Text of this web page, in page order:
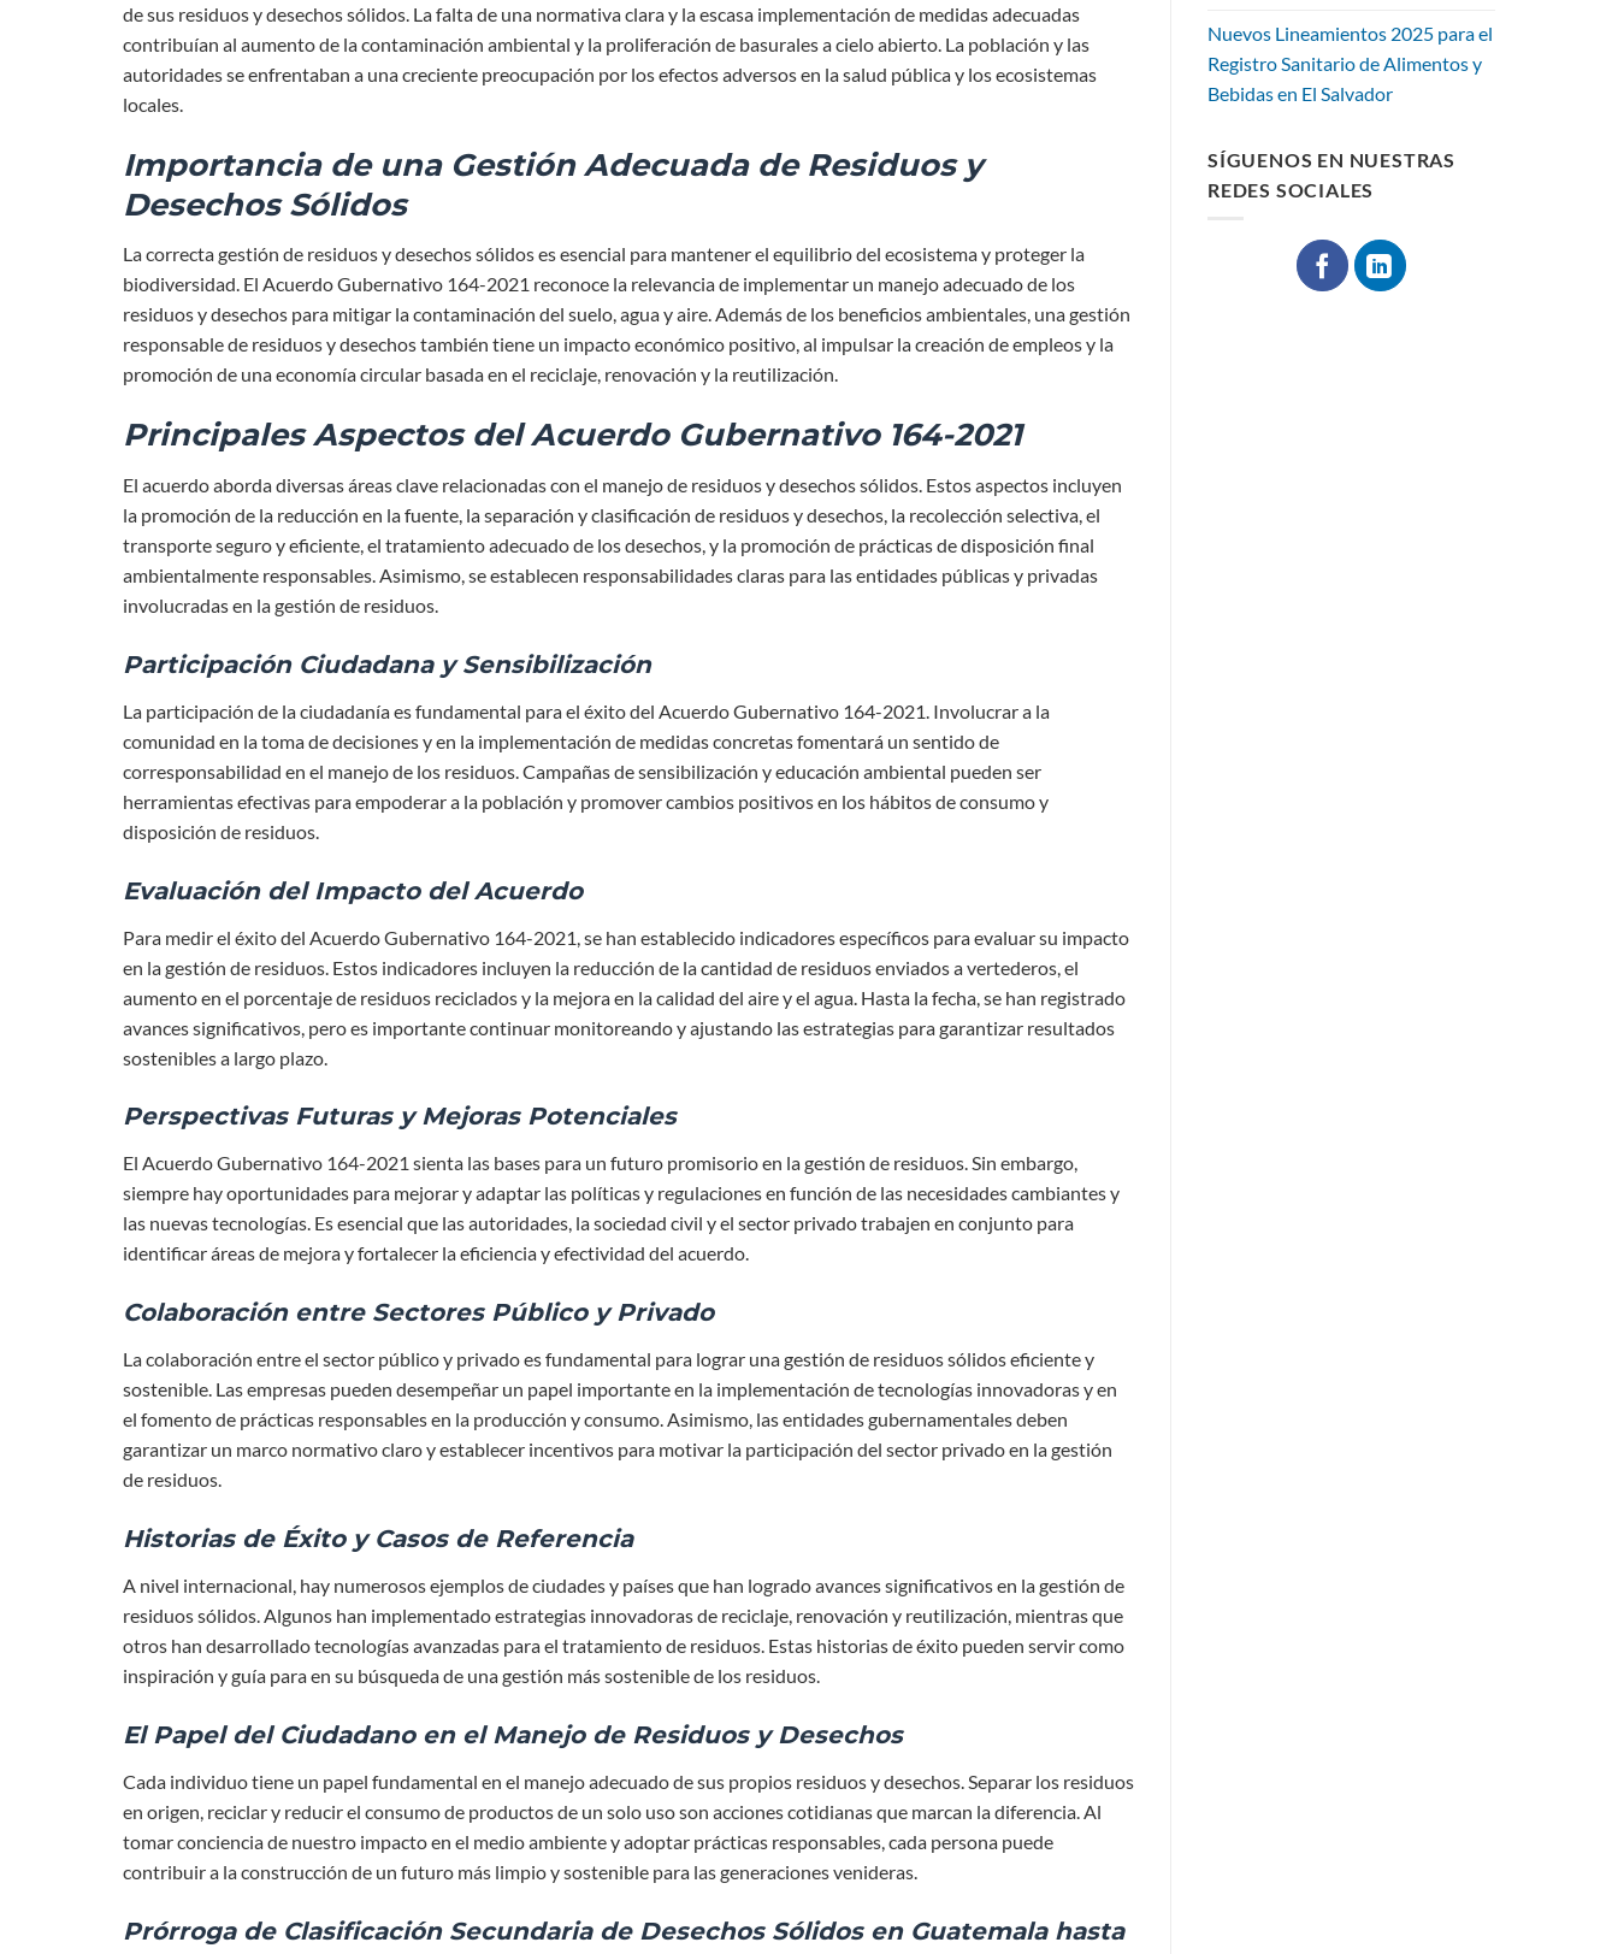
de sus residuos y desechos sólidos. La falta de una normativa clara y la escasa implementación de medidas adecuadas
contribuían al aumento de la contaminación ambiental y la proliferación de basurales a cielo abierto. La población y las
autoridades se enfrentaban a una creciente preocupación por los efectos adversos en la salud pública y los ecosistemas
locales.
Importancia de una Gestión Adecuada de Residuos y
Desechos Sólidos
La correcta gestión de residuos y desechos sólidos es esencial para mantener el equilibrio del ecosistema y proteger la
biodiversidad. El Acuerdo Gubernativo 164-2021 reconoce la relevancia de implementar un manejo adecuado de los
residuos y desechos para mitigar la contaminación del suelo, agua y aire. Además de los beneficios ambientales, una gestión
responsable de residuos y desechos también tiene un impacto económico positivo, al impulsar la creación de empleos y la
promoción de una economía circular basada en el reciclaje, renovación y la reutilización.
Principales Aspectos del Acuerdo Gubernativo 164-2021
El acuerdo aborda diversas áreas clave relacionadas con el manejo de residuos y desechos sólidos. Estos aspectos incluyen
la promoción de la reducción en la fuente, la separación y clasificación de residuos y desechos, la recolección selectiva, el
transporte seguro y eficiente, el tratamiento adecuado de los desechos, y la promoción de prácticas de disposición final
ambientalmente responsables. Asimismo, se establecen responsabilidades claras para las entidades públicas y privadas
involucradas en la gestión de residuos.
Participación Ciudadana y Sensibilización
La participación de la ciudadanía es fundamental para el éxito del Acuerdo Gubernativo 164-2021. Involucrar a la
comunidad en la toma de decisiones y en la implementación de medidas concretas fomentará un sentido de
corresponsabilidad en el manejo de los residuos. Campañas de sensibilización y educación ambiental pueden ser
herramientas efectivas para empoderar a la población y promover cambios positivos en los hábitos de consumo y
disposición de residuos.
Evaluación del Impacto del Acuerdo
Para medir el éxito del Acuerdo Gubernativo 164-2021, se han establecido indicadores específicos para evaluar su impacto
en la gestión de residuos. Estos indicadores incluyen la reducción de la cantidad de residuos enviados a vertederos, el
aumento en el porcentaje de residuos reciclados y la mejora en la calidad del aire y el agua. Hasta la fecha, se han registrado
avances significativos, pero es importante continuar monitoreando y ajustando las estrategias para garantizar resultados
sostenibles a largo plazo.
Perspectivas Futuras y Mejoras Potenciales
El Acuerdo Gubernativo 164-2021 sienta las bases para un futuro promisorio en la gestión de residuos. Sin embargo,
siempre hay oportunidades para mejorar y adaptar las políticas y regulaciones en función de las necesidades cambiantes y
las nuevas tecnologías. Es esencial que las autoridades, la sociedad civil y el sector privado trabajen en conjunto para
identificar áreas de mejora y fortalecer la eficiencia y efectividad del acuerdo.
Colaboración entre Sectores Público y Privado
La colaboración entre el sector público y privado es fundamental para lograr una gestión de residuos sólidos eficiente y
sostenible. Las empresas pueden desempeñar un papel importante en la implementación de tecnologías innovadoras y en
el fomento de prácticas responsables en la producción y consumo. Asimismo, las entidades gubernamentales deben
garantizar un marco normativo claro y establecer incentivos para motivar la participación del sector privado en la gestión
de residuos.
Historias de Éxito y Casos de Referencia
A nivel internacional, hay numerosos ejemplos de ciudades y países que han logrado avances significativos en la gestión de
residuos sólidos. Algunos han implementado estrategias innovadoras de reciclaje, renovación y reutilización, mientras que
otros han desarrollado tecnologías avanzadas para el tratamiento de residuos. Estas historias de éxito pueden servir como
inspiración y guía para en su búsqueda de una gestión más sostenible de los residuos.
El Papel del Ciudadano en el Manejo de Residuos y Desechos
Cada individuo tiene un papel fundamental en el manejo adecuado de sus propios residuos y desechos. Separar los residuos
en origen, reciclar y reducir el consumo de productos de un solo uso son acciones cotidianas que marcan la diferencia. Al
tomar conciencia de nuestro impacto en el medio ambiente y adoptar prácticas responsables, cada persona puede
contribuir a la construcción de un futuro más limpio y sostenible para las generaciones venideras.
Prórroga de Clasificación Secundaria de Desechos Sólidos en Guatemala hasta
Nuevos Lineamientos 2025 para el
Registro Sanitario de Alimentos y
Bebidas en El Salvador
SÍGUENOS EN NUESTRAS
REDES SOCIALES